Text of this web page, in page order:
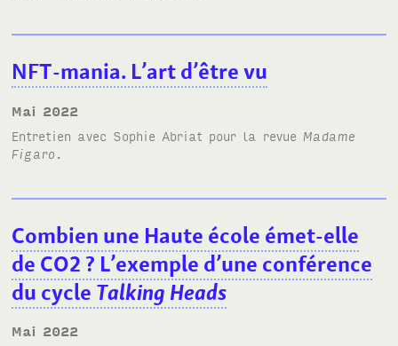
NFT-mania. L’art d’être vu
mai 2022
Entretien avec Sophie Abriat pour la revue Madame
Figaro .
Combien une Haute école émet-elle
de CO2 ? L’exemple d’une conférence
du cycle Talking Heads
mai 2022